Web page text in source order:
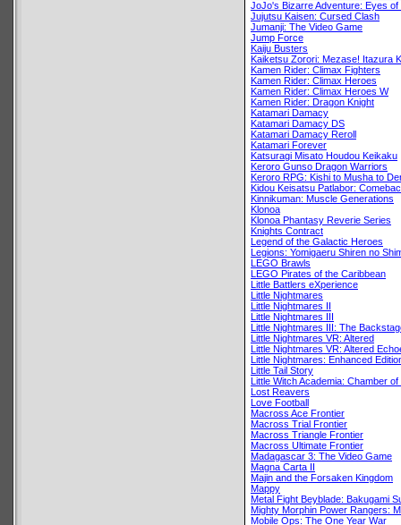
JoJo's Bizarre Adventure: Eyes of
Jujutsu Kaisen: Cursed Clash
Jumanji: The Video Game
Jump Force
Kaiju Busters
Kaiketsu Zorori: Mezase! Itazura
Kamen Rider: Climax Fighters
Kamen Rider: Climax Heroes
Kamen Rider: Climax Heroes W
Kamen Rider: Dragon Knight
Katamari Damacy
Katamari Damacy DS
Katamari Damacy Reroll
Katamari Forever
Katsuragi Misato Houdou Keikaku
Keroro Gunso Dragon Warriors
Keroro RPG: Kishi to Musha to
Kidou Keisatsu Patlabor:
Kinnikuman: Muscle Generations
Klonoa
Klonoa Phantasy Reverie Series
Knights Contract
Legend of the Galactic Heroes
Legions: Yomigaeru Shiren no
LEGO Brawls
LEGO Pirates of the Caribbean
Little Battlers eXperience
Little Nightmares
Little Nightmares II
Little Nightmares III
Little Nightmares III: The
Little Nightmares VR: Altered
Little Nightmares VR: Altered
Little Nightmares: Enhanced
Little Tail Story
Little Witch Academia: Chamber of
Lost Reavers
Love Football
Macross Ace Frontier
Macross Trial Frontier
Macross Triangle Frontier
Macross Ultimate Frontier
Madagascar 3: The Video Game
Magna Carta II
Majin and the Forsaken Kingdom
Mappy
Metal Fight Beyblade: Bakugami
Mighty Morphin Power Rangers:
Mobile Ops: The One Year War